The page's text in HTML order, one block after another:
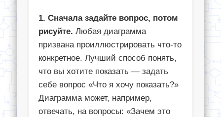
1. Сначала задайте вопрос, потом
рисуйте. Любая диаграмма
призвана проиллюстрировать что-то
конкретное. Лучший способ понять,
что вы хотите показать — задать
себе вопрос «Что я хочу показать?»
Диаграмма может, например,
отвечать, на вопросы: «Зачем это